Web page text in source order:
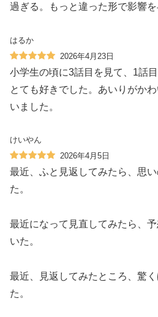
過ぎる。もっと違った形で影響を
はるか
2026年4月23日
小学生の頃に3話目を見て、1話
とても好きでした。あいりがか
いました。
けいやん
2026年4月5日
最近、ふと見返してみたら、思
た。
最近になって見直してみたら、
いた。
最近、見返してみたところ、驚
た。